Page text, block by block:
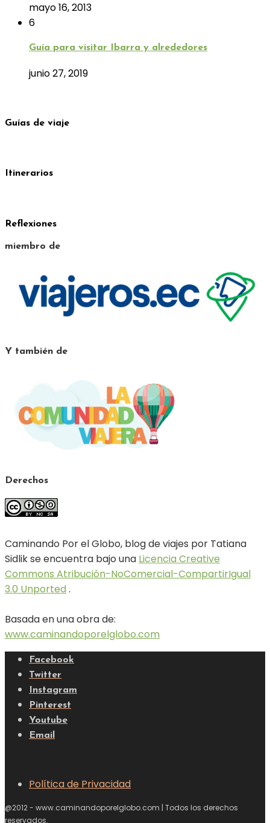
mayo 16, 2013
6
Guía para visitar Ibarra y alrededores
junio 27, 2019
Guías de viaje
Itinerarios
Reflexiones
miembro de
Y también de
Derechos
Caminando Por el Globo, blog de viajes por Tatiana
Sidlik se encuentra bajo una Licencia Creative
Commons Atribución-NoComercial-CompartirIgual
3.0 Unported.
Basada en una obra de:
www.caminandoporelglobo.com
Facebook
Twitter
Instagram
Pinterest
Youtube
Email
Política de Privacidad
@2012 - www.caminandoporelglobo.com | Todos los derechos
reservados.